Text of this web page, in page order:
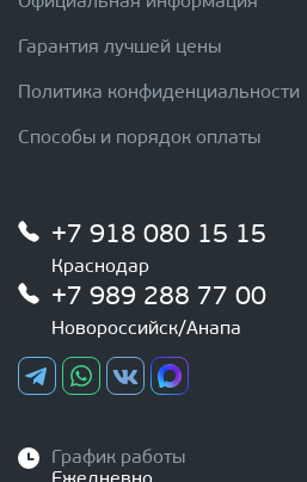
Гарантия лучшей цены
Политика конфиденциальности
Способы и порядок оплаты
+7 918 080 15 15
Краснодар
+7 989 288 77 00
Новороссийск/Анапа
График работы